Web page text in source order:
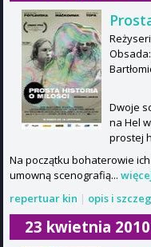
Dwoje
na Hel
prostej
Na początku bohaterowie
umowną scenografią...
repertuar kin | opis i
23 kwietnia 2010